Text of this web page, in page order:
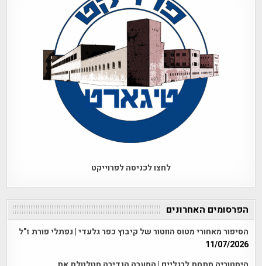
לחצו לכניסה לפרוייקט
הפרסומים האחרונים
הסיפור מאחורי מטוס הווטור של קיבוץ כפר גלעדי | נפתלי פורת ז"ל
11/07/2026